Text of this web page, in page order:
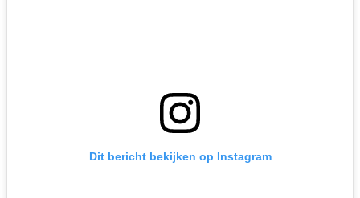
Dit bericht bekijken op Instagram